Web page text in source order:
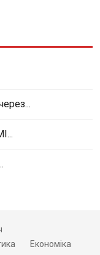
Економіка